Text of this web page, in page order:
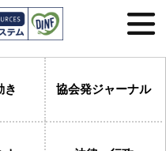
き 協会発ジャーナル